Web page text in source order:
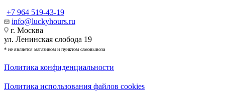
+7 964 519-43-19
info@luckyhours.ru
г. Москва
ул. Ленинская слобода 19
* не является магазином и пунктом самовывоза
Политика конфиденциальности
Политика использования файлов cookies